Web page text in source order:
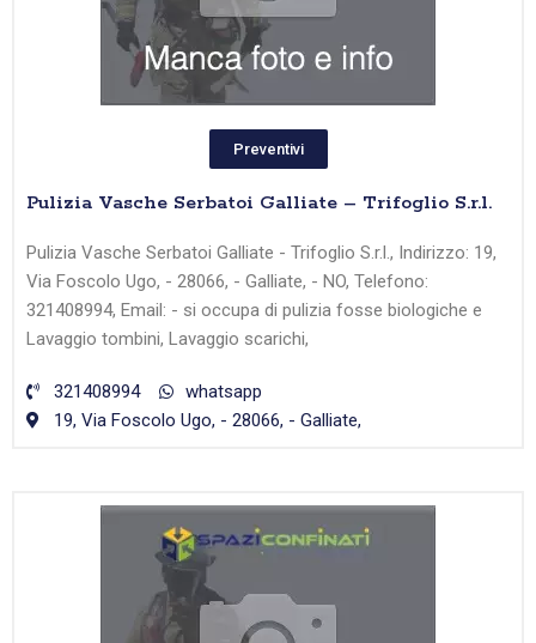
Preventivi
Pulizia Vasche Serbatoi Galliate – Trifoglio S.r.l.
Pulizia Vasche Serbatoi Galliate - Trifoglio S.r.l., Indirizzo: 19,
Via Foscolo Ugo, - 28066, - Galliate, - NO, Telefono:
321408994, Email: - si occupa di pulizia fosse biologiche e
Lavaggio tombini, Lavaggio scarichi,
321408994
whatsapp
19, Via Foscolo Ugo, - 28066, - Galliate,